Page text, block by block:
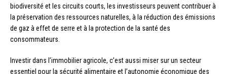
biodiversité et les circuits courts, les investisseurs peuvent contribuer à
la préservation des ressources naturelles, à la réduction des émissions
de gaz à effet de serre et à la protection de la santé des
consommateurs.
Investir dans l’immobilier agricole, c’est aussi miser sur un secteur
essentiel pour la sécurité alimentaire et l’autonomie économique des